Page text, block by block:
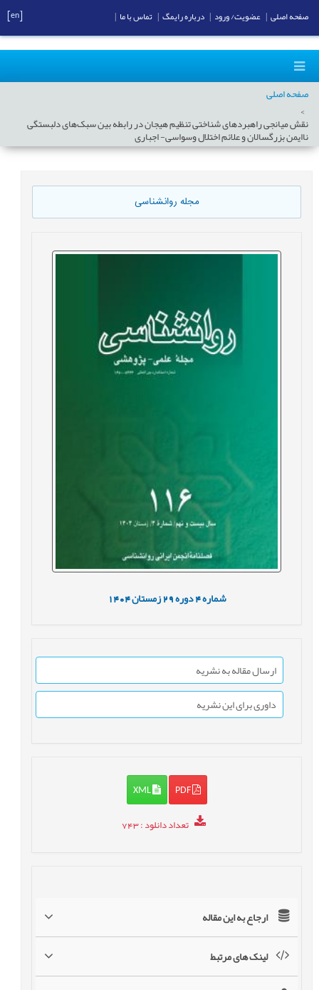
صفحه اصلی
نقش میانجی راهبردهای شناختی تنظیم هیجان در رابطه بین سبک‌های دلبستگی
ناایمن بزرگسالان و علائم اختلال وسواسی- اجباری
مجله روانشناسی
شماره4 دوره29 زمستان1404
ارسال مقاله به نشریه
داوری برای این نشریه
PDF
XML
تعداد دانلود: 743
ارجاع به این مقاله
لینک های مرتبط
صفحه اصلی عضویت/ ورود درباره رایمگ تماس با ما